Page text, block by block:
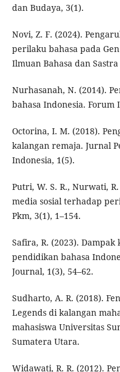
dan Budaya, 3(1).
Novi, Z. F. (2024).
perilaku bahasa pada
Ilmuan Bahasa dan
Nurhasanah, N. (2014).
bahasa Indonesia. Forum
Octorina, I. M. (2018).
kalangan remaja. Jurnal
Indonesia, 1(5).
Putri, W. S. R., Nurwati,
media sosial terhadap
Pkm, 3(1), 1–154.
Safira, R. (2023).
pendidikan bahasa
Journal, 1(3), 54–62.
Sudharto, A. R. (2018).
Legends di kalangan
mahasiswa Universitas
Sumatera Utara.
Widawati, R. R. (2012).